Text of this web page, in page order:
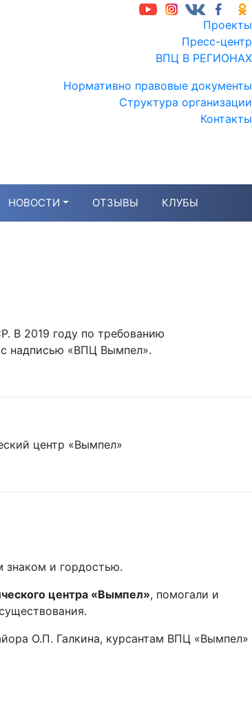
Проекты
Пресс-центр
ВПЦ В РЕГИОНАХ
Нормативно правовые документы
Структура организации
Контакты
НОВОСТИ ОТЗЫВЫ КЛУБЫ
В 2019 году по требованию
надписью «ВПЦ Вымпел».
центр «Вымпел»
знаком и гордостью.
центра «Вымпел», помогали и
О.П. Галкина, курсантам ВПЦ «Вымпел»